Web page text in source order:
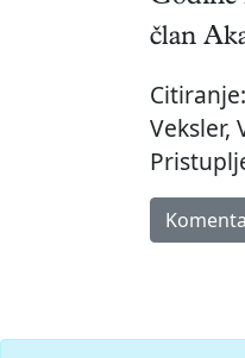
član
Citiranje:
Veksler,